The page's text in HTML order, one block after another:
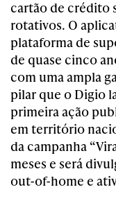
cartão de crédito
rotativos. O
plataforma de
de quase cinco
com uma ampla
pilar que o Digio
primeira ação
em território
da campanha
meses e será
out-of-home e